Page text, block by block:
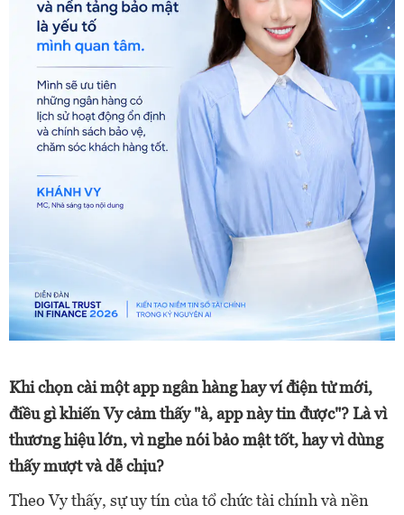
Khi chọn cài một app ngân hàng hay ví điện tử mới,
điều gì khiến Vy cảm thấy "à, app này tin được"? Là vì
thương hiệu lớn, vì nghe nói bảo mật tốt, hay vì dùng
thấy mượt và dễ chịu?
Theo Vy thấy, sự uy tín của tổ chức tài chính và nền